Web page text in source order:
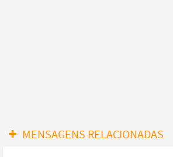
MENSAGENS RELACIONADAS